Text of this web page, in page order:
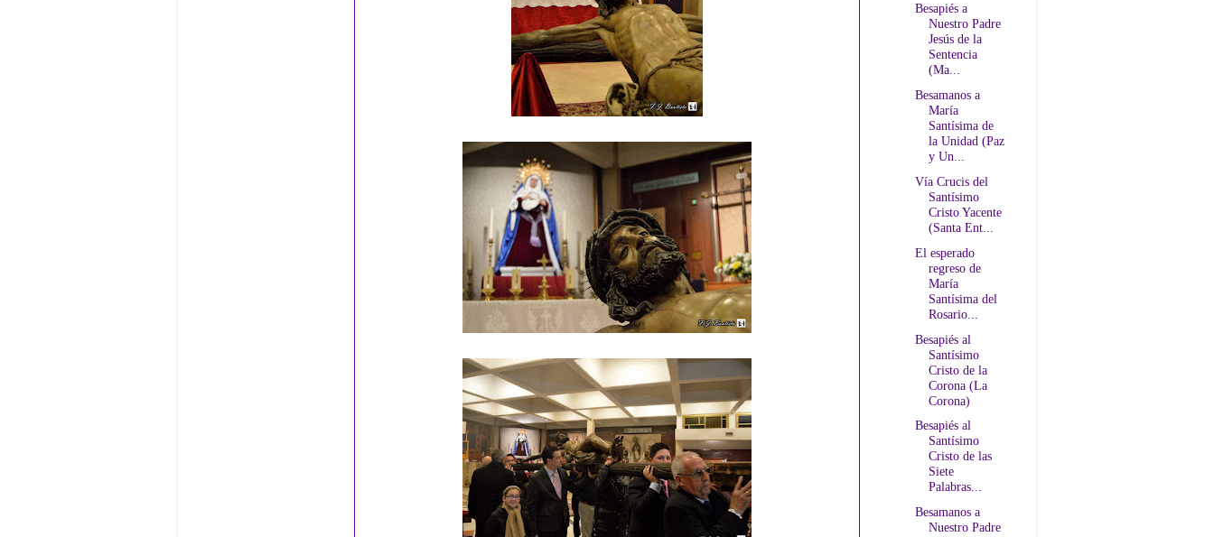
Besapiés a
Nuestro Padre
Jesús de la
Sentencia
(Ma...
Besamanos a
María
Santísima de
la Unidad (Paz
y Un...
Vía Crucis del
Santísimo
Cristo Yacente
(Santa Ent...
El esperado
regreso de
María
Santísima del
Rosario...
Besapiés al
Santísimo
Cristo de la
Corona (La
Corona)
Besapiés al
Santísimo
Cristo de las
Siete
Palabras...
Besamanos a
Nuestro Padre